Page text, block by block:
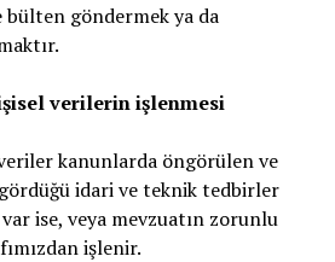
göndermek ya da
verilerin işlenmesi
kanunlarda öngörülen ve
idari ve teknik tedbirler
var ise, veya mevzuatın zorunlu
işlenir.